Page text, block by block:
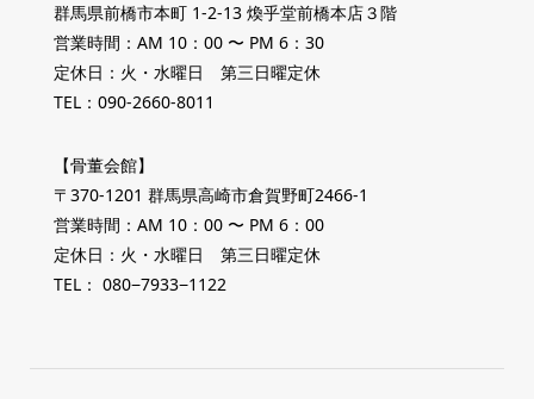
群馬県前橋市本町 1-2-13 煥乎堂前橋本店３階
営業時間：AM 10：00 〜 PM 6：30
定休日：火・水曜日 第三日曜定休
TEL：090-2660-8011
【骨董会館】
〒370-1201 群馬県高崎市倉賀野町2466-1
営業時間：AM 10：00 〜 PM 6：00
定休日：火・水曜日 第三日曜定休
TEL： 080−7933−1122